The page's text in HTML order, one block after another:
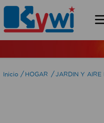
HOGAR JARDIN Y AIRE